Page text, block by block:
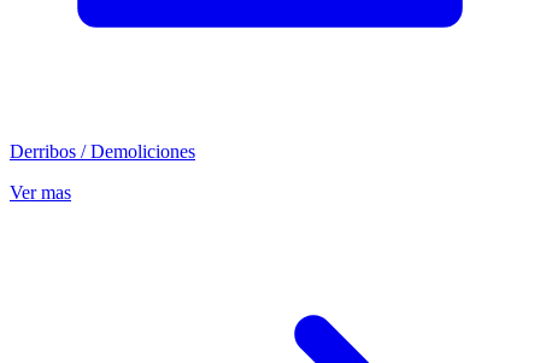
Derribos / Demoliciones
Ver mas